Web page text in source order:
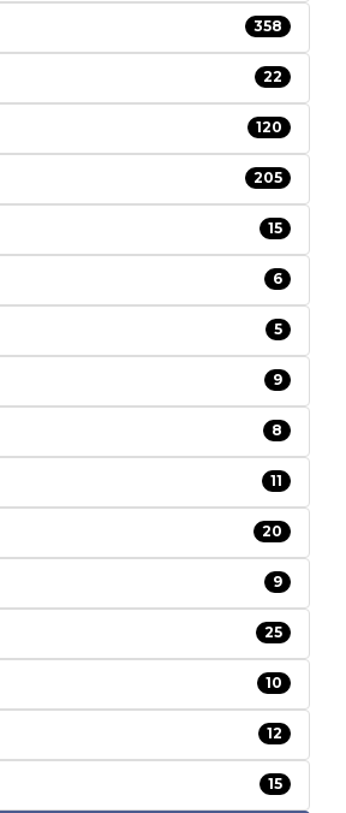
358
22
120
205
15
6
5
9
8
11
20
9
25
10
12
15